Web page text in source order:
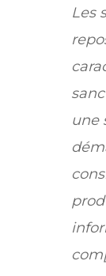
Les
une